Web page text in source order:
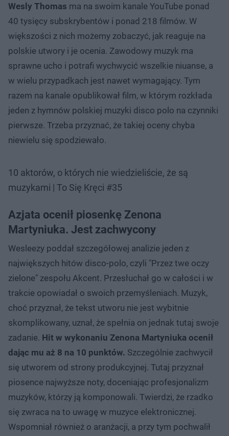
Wesly Thomas ma na swoim kanale YouTube ponad
40 tysięcy subskrybentów i ponad 218 filmów. W
większości z nich możemy zobaczyć, jak reaguje na
polskie utwory i je ocenia. Zawodowy muzyk ma
sprawne ucho i potrafi wychwycić wszelkie niuanse, a
w wielu przypadkach jest nawet wymagający. Tym
razem na kanale opublikował film, w którym rozkłada
jeden z hymnów polskiej muzyki disco polo na czynniki
pierwsze. Trzeba przyznać, że takiej oceny chyba
niewielu się spodziewało.
10 aktorów, o których nie wiedzieliście, że są
muzykami | To Się Kręci #35
Azjata ocenił piosenkę Zenona
Martyniuka. Jest zachwycony
Wesleezy poddał szczegółowej analizie jeden z
największych hitów disco-polo, czyli "Przez twe oczy
zielone" zespołu Akcent. Przesłuchał go w całości i w
trakcie opowiadał o swoich przemyśleniach. Muzyk,
choć przyznał, że tekst utworu nie jest wybitnie
skomplikowany, uznał, że spełnia on jednak tutaj swoje
zadanie. Hit w wykonaniu Zenona Martyniuka ocenił
dając mu aż 8 na 10 punktów. Szczególnie zachwycił
się utworem od strony produkcyjnej. Tutaj przyznał
piosence najwyższe noty, doceniając profesjonalizm
muzyków, którzy ją komponowali. Twierdzi, że rzadko
się zwraca na to uwagę w muzyce elektronicznej.
Wspomniał również o aranżacji, a przy tym pochwalił